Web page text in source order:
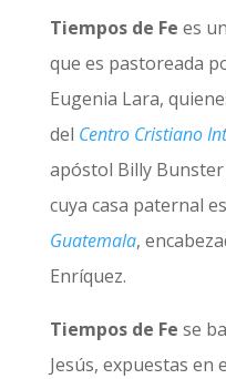
Tiempos de Fe es
que es pastoreada
Eugenia Lara,
del Centro Cristiano
apóstol Billy Bunster
cuya casa paternal es
Guatemala,
Enríquez.
Tiempos de Fe se
Jesús, expuestas en